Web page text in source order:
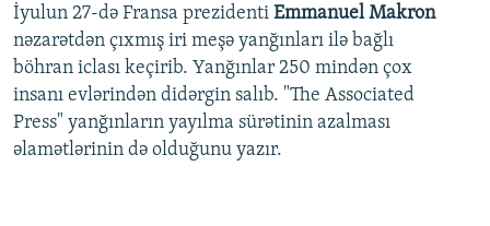
İyulun 27-də Fransa prezidenti Emmanuel Makron
nəzarətdən çıxmış iri meşə yanğınları ilə bağlı
böhran iclası keçirib. Yanğınlar 250 mindən çox
insanı evlərindən didərgin salıb. "The Associated
Press" yanğınların yayılma sürətinin azalması
əlamətlərinin də olduğunu yazır.